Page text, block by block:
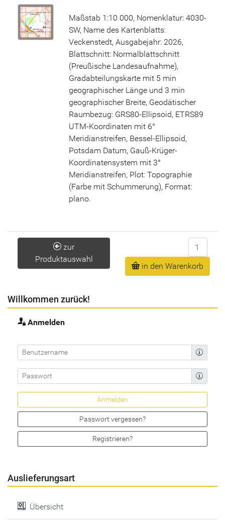
Maßstab 1:10 000, Nomenklatur: 4030-
SW, Name des Kartenblatts:
Veckenstedt, Ausgabejahr: 2026,
Blattschnitt: Normalblattschnitt
(Preußische Landesaufnahme),
Gradabteilungskarte mit 5 min
geographischer Länge und 3 min
geographischer Breite, Geodätischer
Raumbezug: GRS80-Ellipsoid, ETRS89
UTM-Koordinaten mit 6°
Meridianstreifen, Bessel-Ellipsoid,
Potsdam Datum, Gauß-Krüger-
Koordinatensystem mit 3°
Meridianstreifen, Plot: Topographie
(Farbe mit Schummerung), Format:
plano.
zur
Produktauswahl
Anzahl
in den Warenkorb
Willkommen zurück!
Anmelden
Passwort vergessen?
Registrieren?
Auslieferungsart
Übersicht